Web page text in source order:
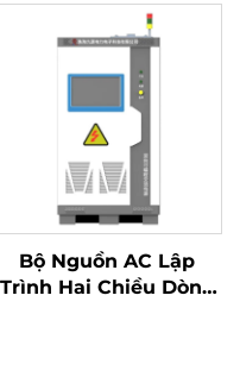
Bộ Nguồn AC Lập
Trình Hai Chiều Dòng